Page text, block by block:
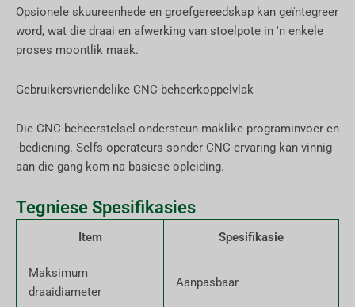
Opsionele skuureenhede en groefgereedskap kan geïntegreer
word, wat die draai en afwerking van stoelpote in 'n enkele
proses moontlik maak.
Gebruikersvriendelike CNC-beheerkoppelvlak
Die CNC-beheerstelsel ondersteun maklike programinvoer en
-bediening. Selfs operateurs sonder CNC-ervaring kan vinnig
aan die gang kom na basiese opleiding.
Tegniese Spesifikasies
Item Spesifikasie
Maksimum
draaidiameter
Aanpasbaar